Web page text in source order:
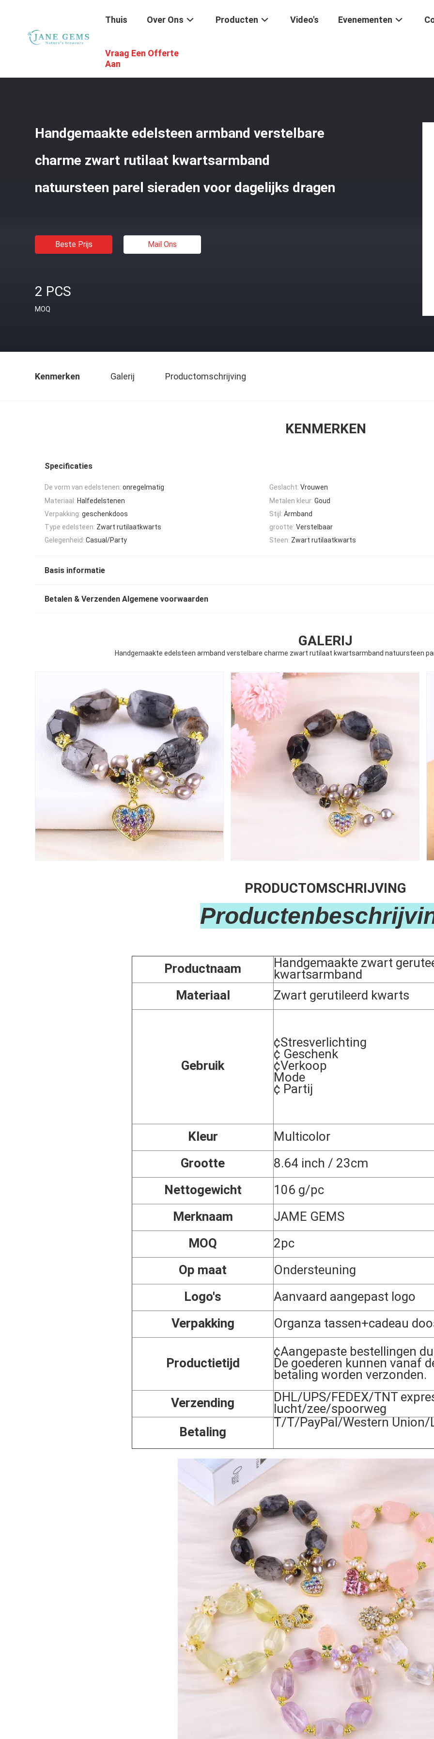
Thuis Over Ons Producten Video's Evenementen
Vraag Een Offerte
Aan
Handgemaakte Juwelen Van Edelstenen
Handgemaakte edelsteen armband verstelbare
charme zwart rutilaat kwartsarmband
natuursteen parel sieraden voor dagelijks dragen
Beste Prijs Mail Ons
2 PCS
MOQ
Kenmerken Galerij Productomschrijving
KENMERKEN
Specificaties
De vorm van edelstenen: onregelmatig Geslacht: Vrouwen
Materiaal: Halfedelstenen Metalen kleur: Goud
Verpakking: geschenkdoos Stijl: Armband
Type edelsteen: Zwart rutilaatkwarts grootte: Verstelbaar
Gelegenheid: Casual/Party Steen: Zwart rutilaatkwarts
Basis informatie
Betalen & Verzenden Algemene voorwaarden
GALERIJ
Handgemaakte edelsteen armband verstelbare charme zwart rutilaat kwartsarmband natuursteen
PRODUCTOMSCHRIJVING
Productnaam
Handgemaakte zwart
kwartsarmband
Materiaal
Zwart gerutileerd kwarts
Gebruik
¢Stresverlichting
¢ Geschenk
¢Verkoop
Mode
¢ Partij
Kleur
Multicolor
Grootte
8.64 inch / 23cm
Nettogewicht
106 g/pc
Merknaam
JAME GEMS
MOQ
2pc
Op maat
Ondersteuning
Logo's
Aanvaard aangepast logo
Verpakking
Organza tassen+cadeau
Productietijd
¢Aangepaste bestellingen
De goederen kunnen vanaf
betaling worden verzonden.
Verzending
DHL/UPS/FEDEX/TNT
lucht/zee/spoorweg
Betaling
T/T/PayPal/Western Union/